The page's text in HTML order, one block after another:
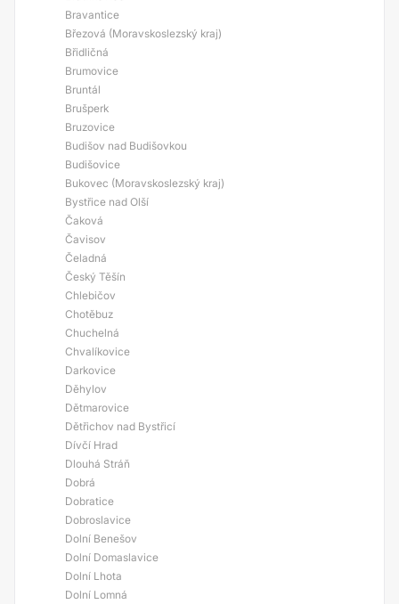
Bravantice
Březová (Moravskoslezský kraj)
Břidličná
Brumovice
Bruntál
Brušperk
Bruzovice
Budišov nad Budišovkou
Budišovice
Bukovec (Moravskoslezský kraj)
Bystřice nad Olší
Čaková
Čavisov
Čeladná
Český Těšín
Chlebičov
Chotěbuz
Chuchelná
Chvalíkovice
Darkovice
Děhylov
Dětmarovice
Dětřichov nad Bystřicí
Dívčí Hrad
Dlouhá Stráň
Dobrá
Dobratice
Dobroslavice
Dolní Benešov
Dolní Domaslavice
Dolní Lhota
Dolní Lomná